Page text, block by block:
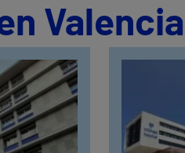
Valencia